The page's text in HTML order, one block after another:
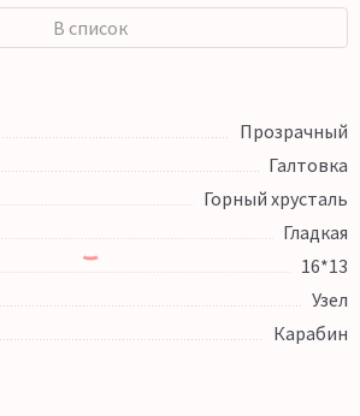
В список
Прозрачный
Галтовка
Горный хрусталь
Гладкая
16*13
Узел
Карабин